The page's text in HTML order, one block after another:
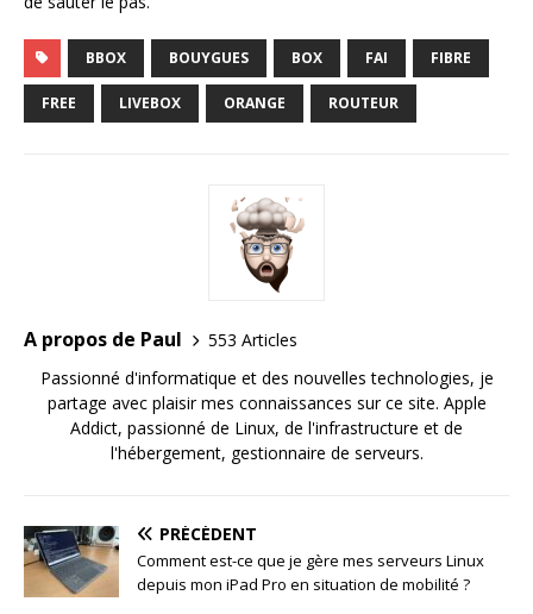
BBOX BOUYGUES BOX FAI FIBRE
FREE LIVEBOX ORANGE ROUTEUR
A propos de Paul
553 Articles
Passionné d'informatique et des nouvelles technologies, je
partage avec plaisir mes connaissances sur ce site. Apple
Addict, passionné de Linux, de l'infrastructure et de
l'hébergement, gestionnaire de serveurs.
PRÉCÉDENT
Comment est-ce que je gère mes serveurs Linux
depuis mon iPad Pro en situation de mobilité ?